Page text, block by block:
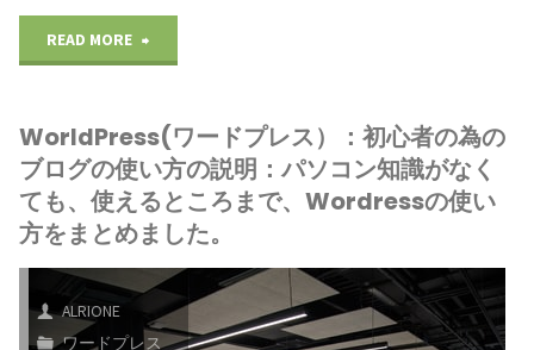
ド
か
ら
固
定
の
使
い
READ MORE
ド
プ
レ
ス）：
初
WorldPress(ワードプレス）：初心者の為の
ブログの使い方の説明：パソコン知識がなく
ても、使えるところまで、Wordressの使い
方をまとめました。
ALRIONE
ワードプレス